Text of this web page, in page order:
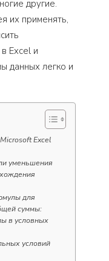
другие.
их применять,
Excel и
данных легко и
Excel
уменьшения
для
суммы:
в условных
условий